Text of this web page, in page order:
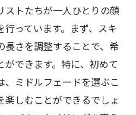
ストたちが一人ひとりの顔
っています。まず、スキ
長さを調整することで、希
できます。特に、初めて
ミドルフェードを選ぶこ
楽しむことができるでしょ